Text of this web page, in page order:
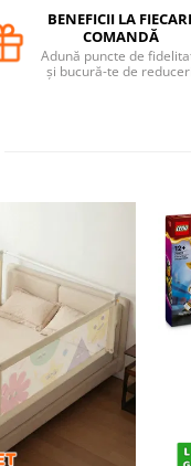
BENEFICII LA
COMANDĂ
Adună puncte de
și bucură-te de